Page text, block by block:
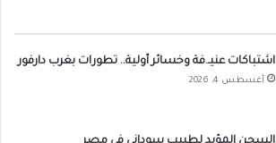
اشتباكات عنيـ.فة وخسائر أولية.. تطورات بغرب دارفور
أغسطس 4, 2026